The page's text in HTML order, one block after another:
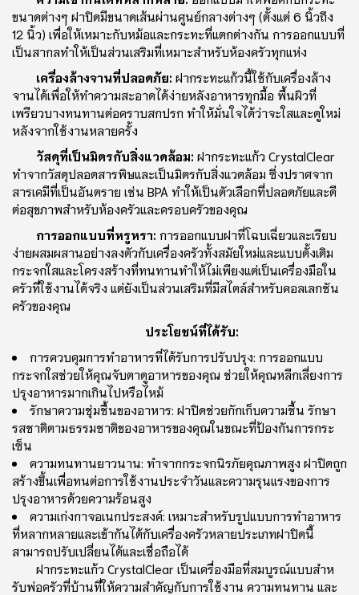
ขนาดต่างๆ ฝาปิดมีขนาดเส้นผ่านศูนย์กลางต่างๆ (ตั้งแต่ 6 นิ้วถึง
12 นิ้ว) เพื่อให้เหมาะกับหม้อและกระทะที่แตกต่างกัน การออกแบบที่
เป็นสากลทําให้เป็นส่วนเสริมที่เหมาะสําหรับห้องครัวทุกแห่ง
เครื่องล้างจานที่ปลอดภัย: ฝากระทะแก้วนี้ใช้กับเครื่องล้าง
จานได้เพื่อให้ทําความสะอาดได้ง่ายหลังอาหารทุกมื้อ พื้นผิวที่
เพรียวบางทนทานต่อคราบสกปรก ทําให้มั่นใจได้ว่าจะใสและดูใหม่
หลังจากใช้งานหลายครั้ง
วัสดุที่เป็นมิตรกับสิ่งแวดล้อม: ฝากระทะแก้ว CrystalClear
ทําจากวัสดุปลอดสารพิษและเป็นมิตรกับสิ่งแวดล้อม ซึ่งปราศจาก
สารเคมีที่เป็นอันตราย เช่น BPA ทําให้เป็นตัวเลือกที่ปลอดภัยและดี
ต่อสุขภาพสําหรับห้องครัวและครอบครัวของคุณ
การออกแบบที่หรูหรา: การออกแบบฝาที่โฉบเฉี่ยวและเรียบ
ง่ายผสมผสานอย่างลงตัวกับเครื่องครัวทั้งสมัยใหม่และแบบดั้งเดิม
กระจกใสและโครงสร้างที่ทนทานทําให้ไม่เพียงแต่เป็นเครื่องมือใน
ครัวที่ใช้งานได้จริง แต่ยังเป็นส่วนเสริมที่มีสไตล์สําหรับคอลเลกชัน
ครัวของคุณ
ประโยชน์ที่ได้รับ:
การควบคุมการทําอาหารที่ได้รับการปรับปรุง: การออกแบบ
กระจกใสช่วยให้คุณจับตาดูอาหารของคุณ ช่วยให้คุณหลีกเลี่ยงการ
ปรุงอาหารมากเกินไปหรือไหม้
รักษาความชุ่มชื้นของอาหาร: ฝาปิดช่วยกักเก็บความชื้น รักษา
รสชาติตามธรรมชาติของอาหารของคุณในขณะที่ป้องกันการกระ
เซ็น
ความทนทานยาวนาน: ทําจากกระจกนิรภัยคุณภาพสูง ฝาปิดถูก
สร้างขึ้นเพื่อทนต่อการใช้งานประจําวันและความรุนแรงของการ
ปรุงอาหารด้วยความร้อนสูง
ความเก่งกาจอเนกประสงค์: เหมาะสําหรับรูปแบบการทําอาหาร
ที่หลากหลายและเข้ากันได้กับเครื่องครัวหลายประเภทฝาปิดนี้
สามารถปรับเปลี่ยนได้และเชื่อถือได้
ฝากระทะแก้ว CrystalClear เป็นเครื่องมือที่สมบูรณ์แบบสําห
รับพ่อครัวที่บ้านที่ให้ความสําคัญกับการใช้งาน ความทนทาน และ